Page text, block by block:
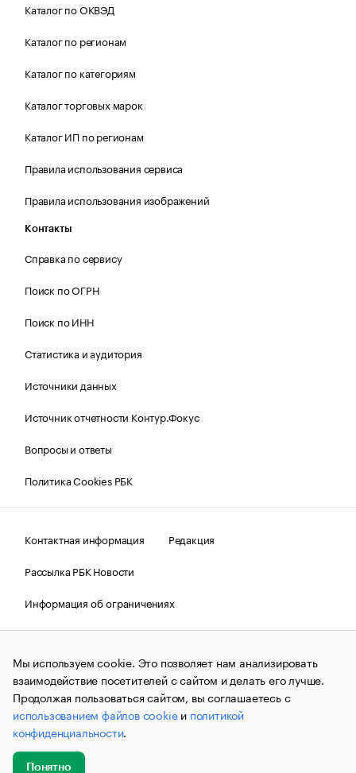
Каталог по ОКВЭД
Каталог по регионам
Каталог по категориям
Каталог торговых марок
Каталог ИП по регионам
Правила использования сервиса
Правила использования изображений
Контакты
Справка по сервису
Поиск по ОГРН
Поиск по ИНН
Статистика и аудитория
Источники данных
Источник отчетности Контур.Фокус
Вопросы и ответы
Политика Cookies РБК
Контактная информация
Редакция
Рассылка РБК Новости
Информация об ограничениях
Правовая информация
О соблюдении авторских прав
© АО «РОСБИЗНЕСКОНСАЛТИНГ»,1995–2026.Сообщения
и материалы информационного агентства «РБК»
(зарегистрировано Федеральной службой по надзору в сфере
связи, информационных технологий и массовых
коммуникаций (Роскомнадзор) 09.12.2015 за номером ИА
№ФС77-63848) сопровождаются пометкой «РБК». Отдельные
публикации могут содержать информацию,
не предназначенную для пользователей
до 18 лет.
Мы используем cookie. Это позволяет нам анализировать
взаимодействие посетителей с сайтом и делать его лучше.
Продолжая пользоваться сайтом, вы соглашаетесь с
использованием файлов cookieи политикой
конфиденциальности.
Понятно